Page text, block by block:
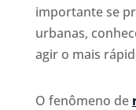
importante se
urbanas,
agir o mais
O fenômeno de